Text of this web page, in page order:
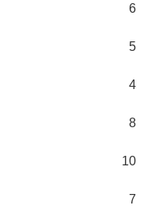
6
5
4
8
10
7